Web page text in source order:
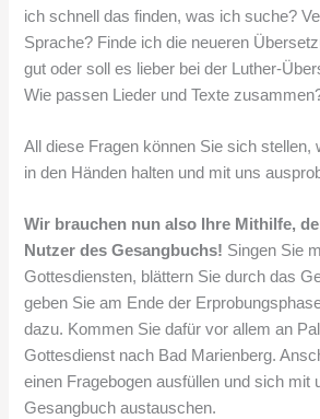
ich schnell das finden, was ich suche?
Sprache? Finde ich die neueren
gut oder soll es lieber bei der Luther-
Wie passen Lieder und Texte
All diese Fragen können Sie sich stellen,
in den Händen halten und mit uns
Wir brauchen nun also Ihre Mithilfe,
Nutzer des Gesangbuchs! Singen Sie
Gottesdiensten, blättern Sie durch das
geben Sie am Ende der
dazu. Kommen Sie dafür vor allem an
Gottesdienst nach Bad Marienberg.
einen Fragebogen ausfüllen und sich mit
Gesangbuch austauschen.